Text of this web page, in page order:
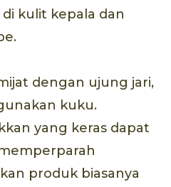
kulit kepala dan
dengan ujung jari,
kuku.
yang keras dapat
produk biasanya